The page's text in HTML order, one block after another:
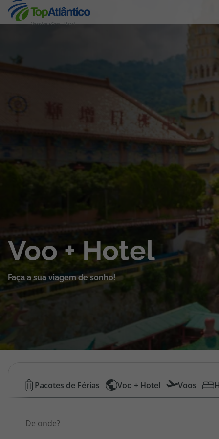
Voos Low Cost + Hotel
Destinos
Voos + Hotel
Pacotes de Férias
Cruzeiros
Promoções
Especialistas
Cheque Viagem
Voo + Hotel
Faça a sua viagem de sonho!
Voos
Low
Cost
Pacotes de Férias Voo + Hotel Voos